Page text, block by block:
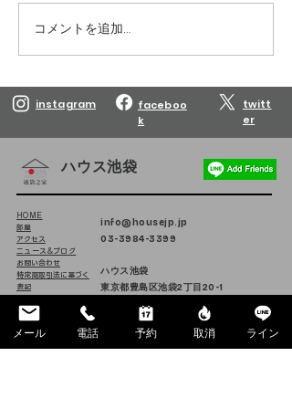
Reservations are open
コメントを追加…
ハウス池袋
HOME
部屋
アクセス
ニュース&ブログ
お問い合わせ
特定商取引法に基づく
表記
info@housejp.jp
03-3984-3399
ハウス池袋
東京都豊島区池袋2丁目20-1
171-0014
instagram
faceboo
k
twitt
er
メール 電話 予約 取消 ライン